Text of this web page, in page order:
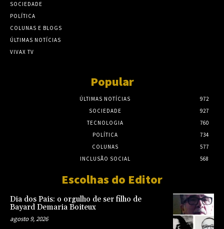
SOCIEDADE
POLÍTICA
COLUNAS E BLOGS
ÚLTIMAS NOTÍCIAS
VIVAX TV
Popular
ÚLTIMAS NOTÍCIAS
972
SOCIEDADE
927
TECNOLOGIA
760
POLÍTICA
734
COLUNAS
577
INCLUSÃO SOCIAL
568
Escolhas do Editor
Dia dos Pais: o orgulho de ser filho de
Bayard Demaria Boiteux
agosto 9, 2026